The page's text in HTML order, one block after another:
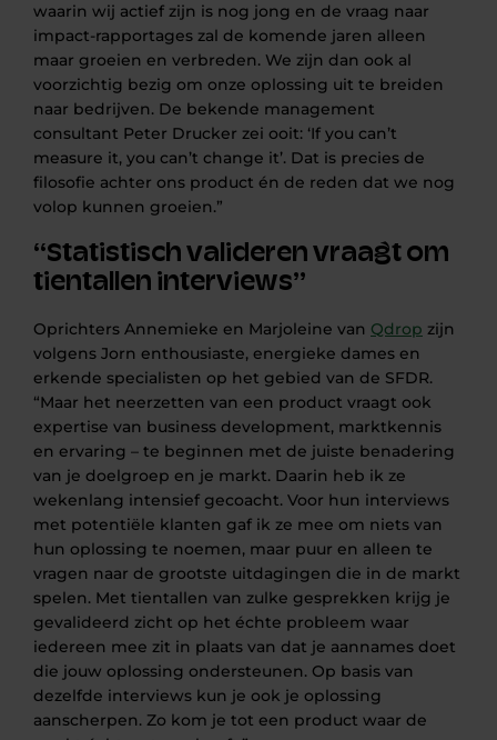
waarin wij actief zijn is nog jong en de vraag naar
impact-rapportages zal de komende jaren alleen
maar groeien en verbreden. We zijn dan ook al
voorzichtig bezig om onze oplossing uit te breiden
naar bedrijven. De bekende management
consultant Peter Drucker zei ooit: ‘If you can’t
measure it, you can’t change it’. Dat is precies de
filosofie achter ons product én de reden dat we nog
volop kunnen groeien.”
“Statistisch valideren vraagt om
tientallen interviews”
Oprichters Annemieke en Marjoleine van Qdrop zijn
volgens Jorn enthousiaste, energieke dames en
erkende specialisten op het gebied van de SFDR.
“Maar het neerzetten van een product vraagt ook
expertise van business development, marktkennis
en ervaring – te beginnen met de juiste benadering
van je doelgroep en je markt. Daarin heb ik ze
wekenlang intensief gecoacht. Voor hun interviews
met potentiële klanten gaf ik ze mee om niets van
hun oplossing te noemen, maar puur en alleen te
vragen naar de grootste uitdagingen die in de markt
spelen. Met tientallen van zulke gesprekken krijg je
gevalideerd zicht op het échte probleem waar
iedereen mee zit in plaats van dat je aannames doet
die jouw oplossing ondersteunen. Op basis van
dezelfde interviews kun je ook je oplossing
aanscherpen. Zo kom je tot een product waar de